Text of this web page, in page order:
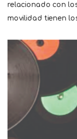
relacionado con
movilidad tienen